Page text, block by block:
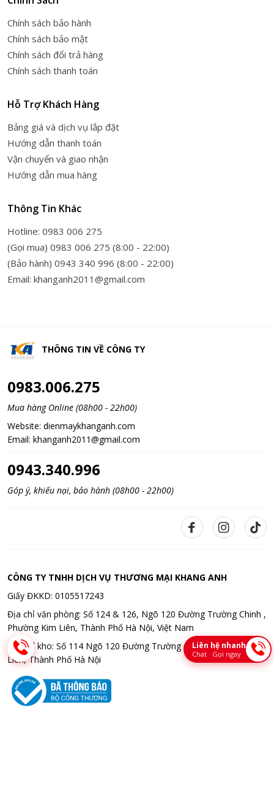
Chính sách bảo hành
Chính sách bảo mật
Chính sách đổi trả hàng
Chính sách thanh toán
Hỗ Trợ Khách Hàng
Bảng giá và dịch vụ lắp đặt
Hướng dẫn thanh toán
Vận chuyển và giao nhận
Hướng dẫn mua hàng
Thông Tin Khác
Hotline: 0983 006 275
(Gọi mua) 0983 006 275 (8:00 - 22:00)
(Bảo hành) 0943 340 996 (8:00 - 22:00)
Email: khanganh2011@gmail.com
THÔNG TIN VỀ CÔNG TY
0983.006.275
Mua hàng Online (08h00 - 22h00)
Website: dienmaykhanganh.com
Email: khanganh2011@gmail.com
0943.340.996
Góp ý, khiếu nại, bảo hành (08h00 - 22h00)
CÔNG TY TNHH DỊCH VỤ THƯƠNG MẠI KHANG ANH
Giấy ĐKKD: 0105517243
Địa chỉ văn phòng: Số 124 & 126, Ngõ 120 Đường Trường Chinh ,
Phường Kim Liên, Thành Phố Hà Nội, Việt Nam
Địa chỉ kho: Số 114 Ngõ 120 Đường Trường Chinh , Phường Kim
Liên, Thành Phố Hà Nội
Liên hệ nhanh
Chat · Gọi ngay